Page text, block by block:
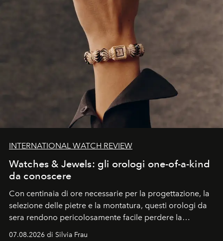
INTERNATIONAL WATCH REVIEW
Watches & Jewels: gli orologi one-of-a-kind
da conoscere
Con centinaia di ore necessarie per la progettazione, la
selezione delle pietre e la montatura, questi orologi da
sera rendono pericolosamente facile perdere la
cognizione del tempo. Ma con quadranti così
07.08.2026 di Silvia Frau